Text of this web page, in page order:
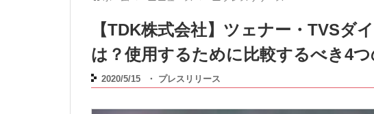
【TDK株式会社】ツェナー・TVSダ
は？使用するために比較するべき4
2020/5/15 ・ プレスリリース